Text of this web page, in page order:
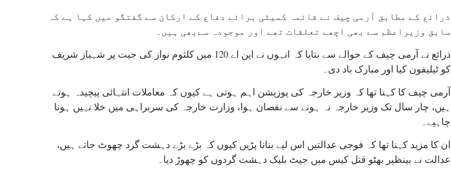
ذرائع کے مطابق آرمی چیف نے قائمہ کمیٹی برائے دفاع کے ارکان سے گفتگو میں کہا ہے کہ
سابق وزیراعظم سے بھی اچھے تعلقات تھے اور موجودہ سےبھی ہیں۔
ذرائع نے آرمی چیف کے حوالے سے بتایا کہ انہوں نے این اے 120 میں کلثوم نواز کی جیت پر شہباز شریف
کو ٹیلیفون کیا اور مبارک باد دی۔
آرمی چیف کا کہنا تھا کہ وزیر خارجہ کی پوزیشن اہم ہوتی ہے کیوں کہ معاملات انتہائی پیچیدہ ہوتے
ہیں، چار سال تک وزیر خارجہ نہ ہونے سے نقصان ہوا، وزارت خارجہ کی سربراہی میں خلا نہیں ہونا
چاہیے۔
ان کا مزید کہنا تھا کہ فوجی عدالتیں اس لیے بنانا پڑیں کیوں کہ بڑے بڑے دہشت گرد چھوٹ جاتے ہیں،
عدالت نے بینظیر بھٹو قتل کیس میں جیٹ بلیک دہشت گردوں کو چھوڑ دیا۔